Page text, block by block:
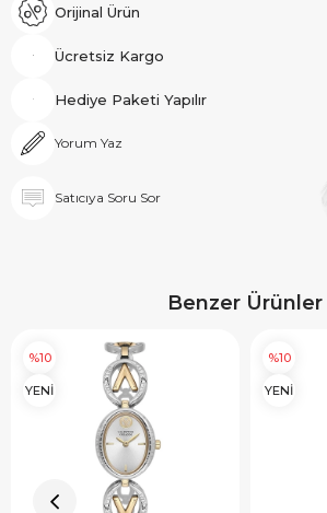
Orijinal Ürün
Ücretsiz Kargo
Hediye Paketi Yapılır
Yorum Yaz
Satıcıya Soru Sor
Benzer Ürünler
%10
YENİ
%10
YENİ